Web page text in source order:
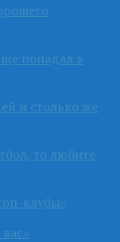
попадал в
и столько же
то любите
клубы»